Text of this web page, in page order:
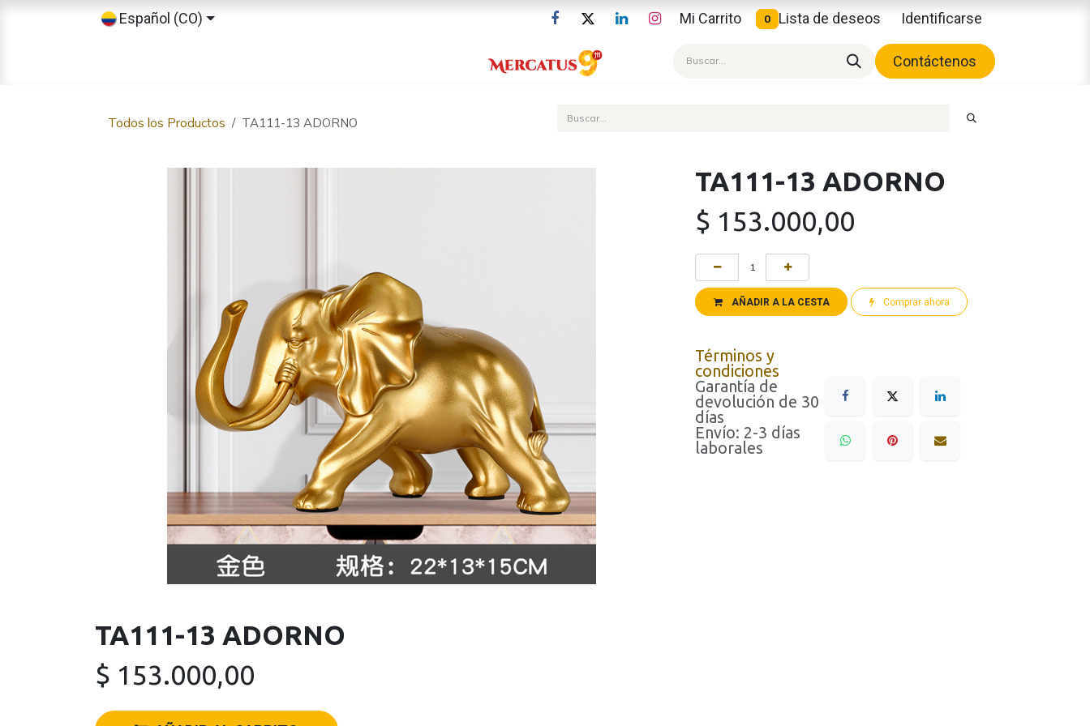
Español (CO) Mi Carrito 0 Lista de deseos Identificarse
Contáctenos
Todos los Productos TA111-13 ADORNO
TA111-13 ADORNO
$ 153.000,00
AÑADIR A LA CESTA Comprar ahora
Términos y
condiciones
Garantía de
devolución de 30
días
Envío: 2-3 días
laborales
TA111-13 ADORNO
$ 153.000,00